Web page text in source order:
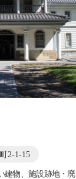
2-1-15
建物、施設跡地・廃